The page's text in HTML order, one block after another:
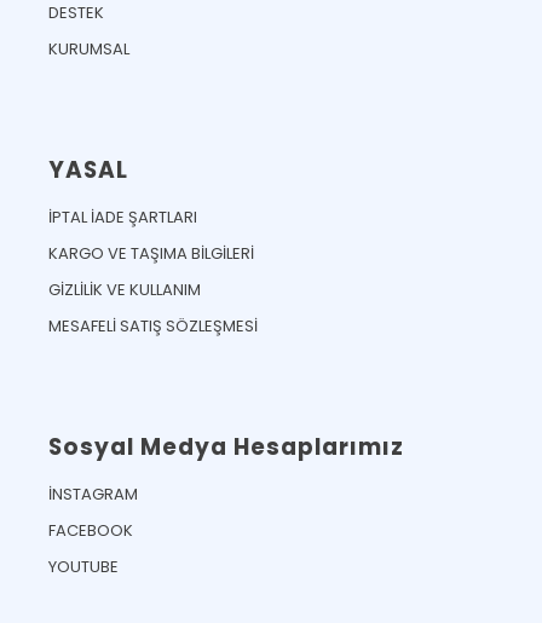
DESTEK
KURUMSAL
YASAL
İPTAL İADE ŞARTLARI
KARGO VE TAŞIMA BİLGİLERİ
GİZLİLİK VE KULLANIM
MESAFELİ SATIŞ SÖZLEŞMESİ
Sosyal Medya Hesaplarımız
İNSTAGRAM
FACEBOOK
YOUTUBE